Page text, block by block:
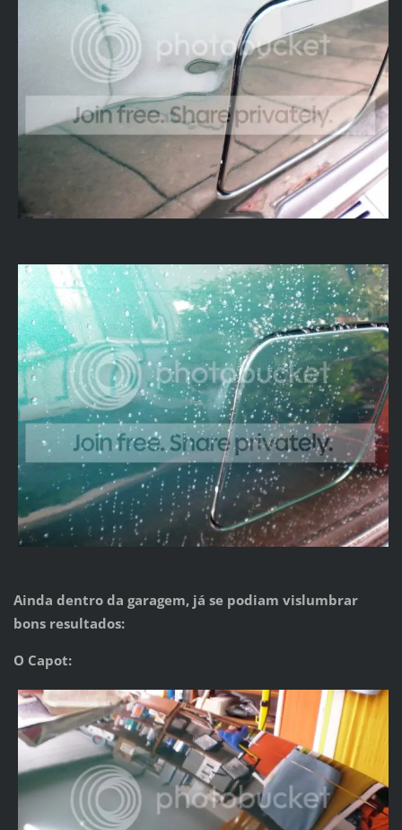
Ainda dentro da garagem, já se podiam vislumbrar
bons resultados:
O Capot: